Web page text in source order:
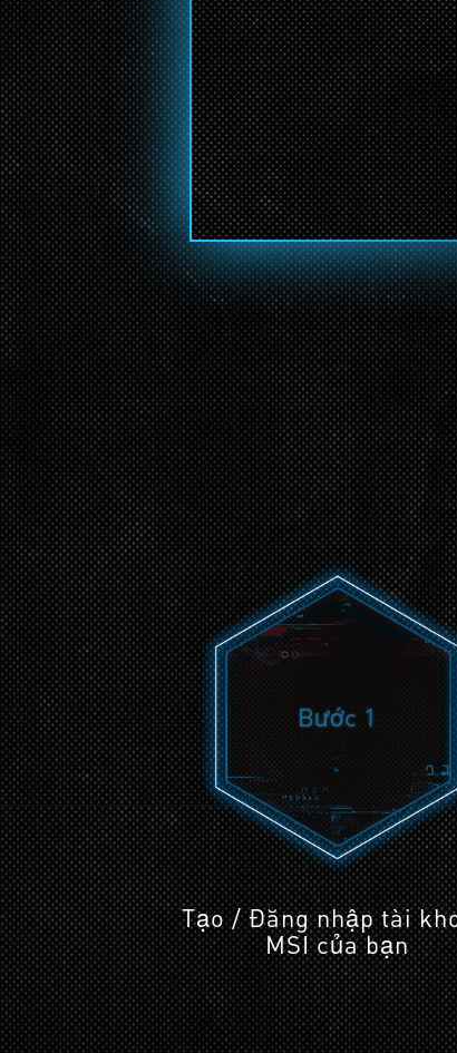
Bước 1
Tạo / Đăng nhập tài
MSI của bạn